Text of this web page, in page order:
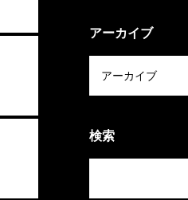
アーカイブ
検索